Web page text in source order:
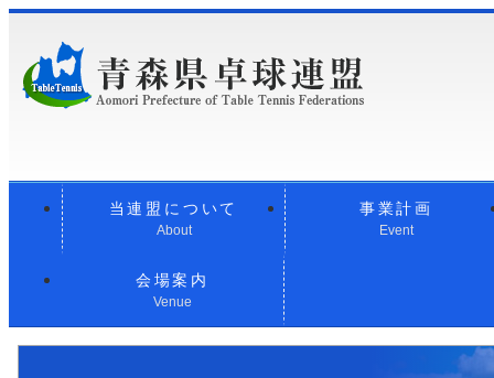
当連盟について
About
事業計画
Event
会場案内
Venue